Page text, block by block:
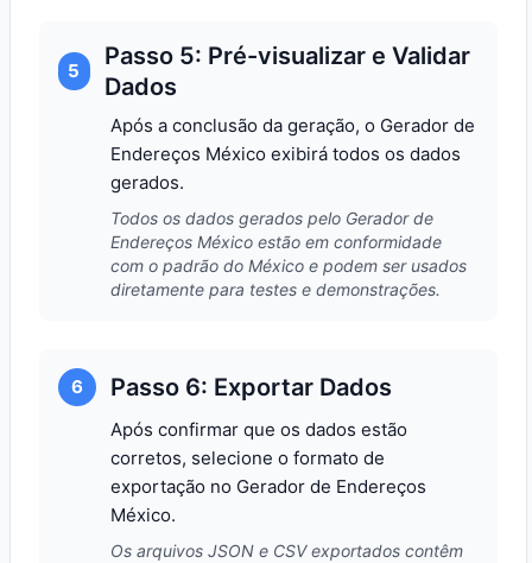
5
Passo 5: Pré-visualizar e Validar
Dados
Após a conclusão da geração, o Gerador de
Endereços México exibirá todos os dados
gerados.
Todos os dados gerados pelo Gerador de
Endereços México estão em conformidade
com o padrão do México e podem ser usados
diretamente para testes e demonstrações.
6 Passo 6: Exportar Dados
Após confirmar que os dados estão
corretos, selecione o formato de
exportação no Gerador de Endereços
México.
Os arquivos JSON e CSV exportados contêm